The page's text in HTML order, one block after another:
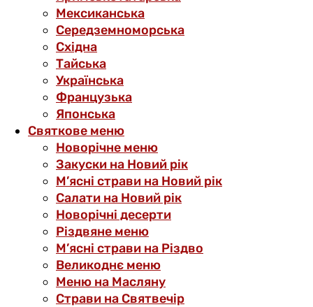
Мексиканська
Середземноморська
Східна
Тайська
Українська
Французька
Японська
Святкове меню
Новорічне меню
Закуски на Новий рік
М’ясні страви на Новий рік
Салати на Новий рік
Новорічні десерти
Різдвяне меню
М’ясні страви на Різдво
Великоднє меню
Меню на Масляну
Страви на Святвечір